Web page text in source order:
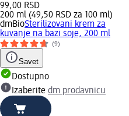
99,00 RSD
200 ml (49,50 RSD za 100 ml)
dmBioSterilizovani krem za
kuvanje na bazi soje, 200 ml
(9)
Savet
Dostupno
Izaberite dm prodavnicu